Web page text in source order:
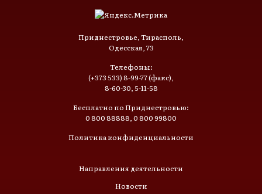
Приднестровье, Тирасполь,
Одесская, 73
Телефоны:
(+373 533) 8-99-77 (факс),
8-60-30, 5-11-58
Бесплатно по Приднестровью:
0 800 88888, 0 800 99800
Политика конфиденциальности
Направления деятельности
Новости